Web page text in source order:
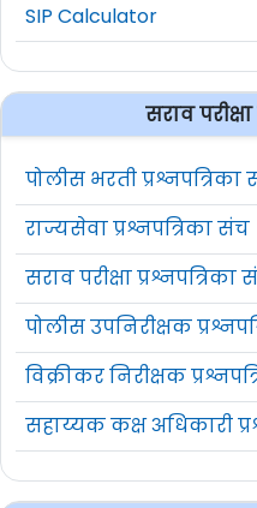
SIP Calculator
सराव
पोलीस भरती प्रश्नपत्रिका
राज्यसेवा प्रश्नपत्रिका संच
सराव परीक्षा प्रश्नपत्रिका
पोलीस उपनिरीक्षक
विक्रीकर निरीक्षक
सहाय्यक कक्ष अधिकारी